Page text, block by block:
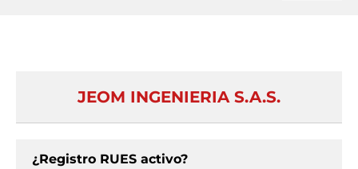
JEOM INGENIERIA S.A.S.
¿Registro RUES activo?